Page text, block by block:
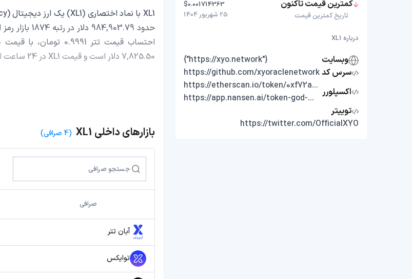
کمترین قیمت تاکنون
تاریخ کمترین قیمت
$0.001714363
25 شهریور 1404
درباره XL1
وبسایت
{"https://xyo.network"}
سرس کدhttps://github.com/xyoraclenetwork
اکسپلورر
https://etherscan.io/token/0xf72ae3e0da743033abd7a407557d684c1ae66aed
https://app.nansen.ai/token-god-mode?chain=ethereum&tab=transactions&tokenAddress=0xf72aE3E0DA743033AbD7A407557D684c1aE66aed
توییتر
https://twitter.com/OfficialXYO
7,825.50 دلار است و قیمت XL1 در 24 ساعت اخیر، -2.82 کاهش داشته است.
بازارهای داخلی XL1 (4 صرافی)
صرافی
آبان تتر
توایکس